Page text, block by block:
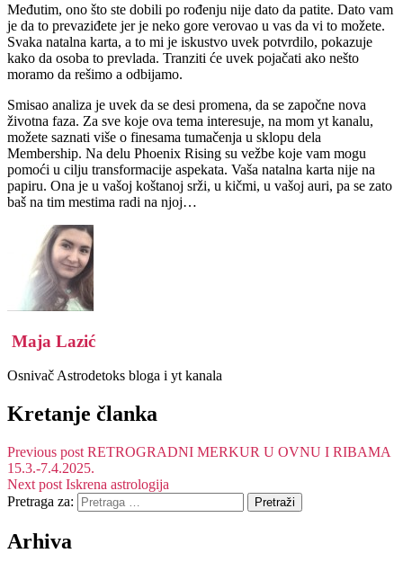
Međutim, ono što ste dobili po rođenju nije dato da patite. Dato vam
je da to prevaziđete jer je neko gore verovao u vas da vi to možete.
Svaka natalna karta, a to mi je iskustvo uvek potvrdilo, pokazuje
kako da osoba to prevlada. Tranziti će uvek pojačati ako nešto
moramo da rešimo a odbijamo.
Smisao analiza je uvek da se desi promena, da se započne nova
životna faza. Za sve koje ova tema interesuje, na mom yt kanalu,
možete saznati više o finesama tumačenja u sklopu dela
Membership. Na delu Phoenix Rising su vežbe koje vam mogu
pomoći u cilju transformacije aspekata. Vaša natalna karta nije na
papiru. Ona je u vašoj koštanoj srži, u kičmi, u vašoj auri, pa se zato
baš na tim mestima radi na njoj…
Maja Lazić
Osnivač Astrodetoks bloga i yt kanala
Kretanje članka
Previous post RETROGRADNI MERKUR U OVNU I RIBAMA
15.3.-7.4.2025.
Next post Iskrena astrologija
Pretraga za:
Arhiva